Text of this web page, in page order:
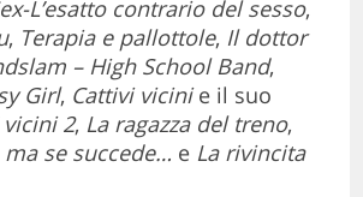
L’esatto contrario del sesso,
, Terapia e pallottole, Il dottor
– High School Band,
Girl, Cattivi vicinie il suo
2, La ragazza del treno,
se succede… e La rivincita